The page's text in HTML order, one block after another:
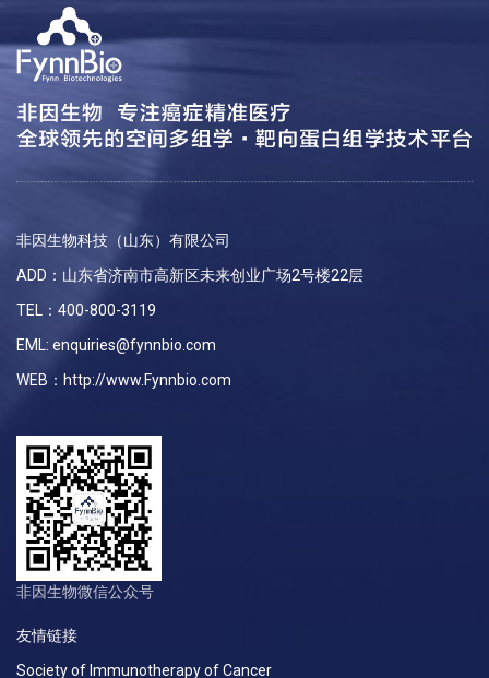
非因生物科技（山东）有限公司
ADD：山东省济南市高新区未来创业广场2号楼22层
TEL：400-800-3119
EML: enquiries@fynnbio.com
WEB：http://www.Fynnbio.com
非因生物微信公众号
友情链接
Society of Immunotherapy of Cancer